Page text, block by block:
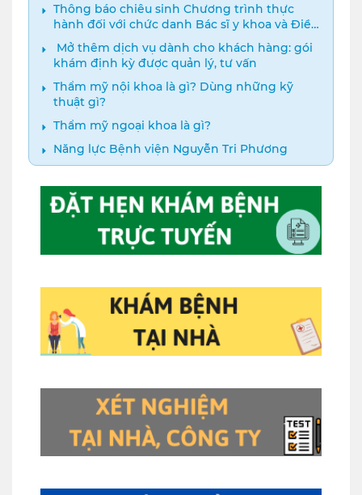
Thông báo chiêu sinh Chương trình thực
hành đối với chức danh Bác sĩ y khoa và Điều
dưỡng năm 2024
️ Mở thêm dịch vụ dành cho khách hàng: gói
khám định kỳ được quản lý, tư vấn
Thẩm mỹ nội khoa là gì? Dùng những kỹ
thuật gì?
Thẩm mỹ ngoại khoa là gì?
Năng lực Bệnh viện Nguyễn Tri Phương